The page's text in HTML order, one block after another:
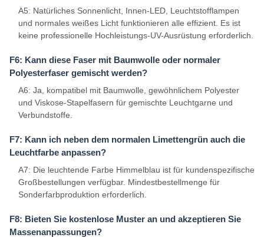
A5: Natürliches Sonnenlicht, Innen-LED, Leuchtstofflampen
und normales weißes Licht funktionieren alle effizient. Es ist
keine professionelle Hochleistungs-UV-Ausrüstung erforderlich.
F6: Kann diese Faser mit Baumwolle oder normaler
Polyesterfaser gemischt werden?
A6: Ja, kompatibel mit Baumwolle, gewöhnlichem Polyester
und Viskose-Stapelfasern für gemischte Leuchtgarne und
Verbundstoffe.
F7: Kann ich neben dem normalen Limettengrün auch die
Leuchtfarbe anpassen?
A7: Die leuchtende Farbe Himmelblau ist für kundenspezifische
Großbestellungen verfügbar. Mindestbestellmenge für
Sonderfarbproduktion erforderlich.
F8: Bieten Sie kostenlose Muster an und akzeptieren Sie
Massenanpassungen?